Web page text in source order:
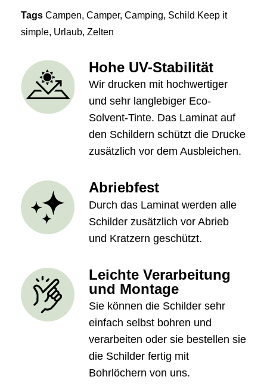
Tags Campen, Camper, Camping, Schild Keep it
simple, Urlaub, Zelten
Hohe UV-Stabilität
Wir drucken mit hochwertiger
und sehr langlebiger Eco-
Solvent-Tinte. Das Laminat auf
den Schildern schützt die Drucke
zusätzlich vor dem Ausbleichen.
Abriebfest
Durch das Laminat werden alle
Schilder zusätzlich vor Abrieb
und Kratzern geschützt.
Leichte Verarbeitung
und Montage
Sie können die Schilder sehr
einfach selbst bohren und
verarbeiten oder sie bestellen sie
die Schilder fertig mit
Bohrlöchern von uns.